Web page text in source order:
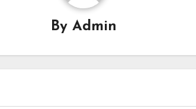
By Admin